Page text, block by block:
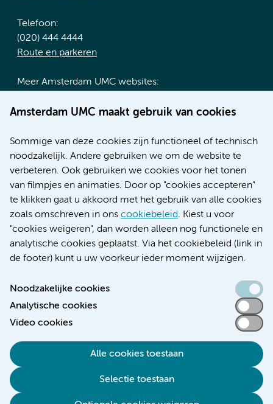
Amsterdam UMC maakt gebruik van cookies
Sommige van deze cookies zijn functioneel of technisch
noodzakelijk. Andere gebruiken we om de website te
verbeteren. Ook gebruiken we cookies voor het tonen
van filmpjes en animaties. Door op "cookies accepteren"
te klikken gaat u akkoord met het gebruik van alle cookies
zoals omschreven in ons cookiebeleid. Kiest u voor
"cookies weigeren", dan worden alleen nog functionele en
analytische cookies geplaatst. Via het cookiebeleid (link in
de footer) kunt u uw voorkeur ieder moment wijzigen.
Noodzakelijke cookies
Analytische cookies
Video cookies
Alle cookies toestaan
Selectie toestaan
Telefoon:
(020) 444 4444
Route en parkeren
Meer Amsterdam UMC websites:
Werken bij Amsterdam UMC
Nieuws
Research
Educatie locatie AMC
Educatie locatie VUmc
Toegankelijkheidsverklaring
Responsible disclosure
Algemene privacyverklaring